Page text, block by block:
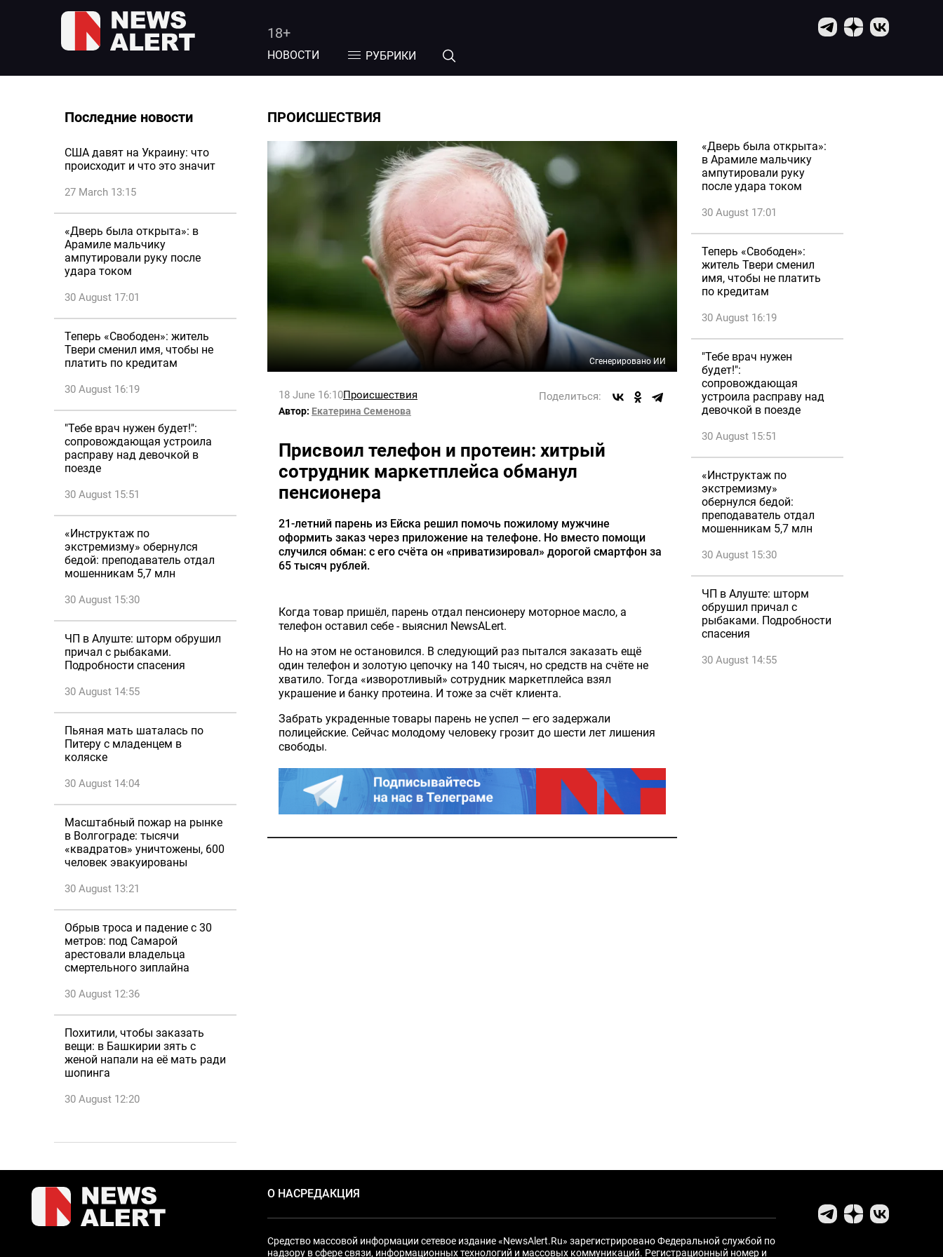
18+
НОВОСТИ РУБРИКИ
Последние новости
США давят на Украину: что
происходит и что это значит
27 March 13:15
«Дверь была открыта»: в
Арамиле мальчику
ампутировали руку после
удара током
30 August 17:01
Теперь «Свободен»: житель
Твери сменил имя, чтобы не
платить по кредитам
30 August 16:19
"Тебе врач нужен будет!":
сопровождающая устроила
расправу над девочкой в
поезде
30 August 15:51
«Инструктаж по
экстремизму» обернулся
бедой: преподаватель отдал
мошенникам 5,7 млн
30 August 15:30
ЧП в Алуште: шторм обрушил
причал с рыбаками.
Подробности спасения
30 August 14:55
Пьяная мать шаталась по
Питеру с младенцем в
коляске
30 August 14:04
Масштабный пожар на рынке
в Волгограде: тысячи
«квадратов» уничтожены, 600
человек эвакуированы
30 August 13:21
Обрыв троса и падение с 30
метров: под Самарой
арестовали владельца
смертельного зиплайна
30 August 12:36
Похитили, чтобы заказать
вещи: в Башкирии зять с
женой напали на её мать ради
шопинга
30 August 12:20
ПРОИСШЕСТВИЯ
Сгенерировано ИИ
18 June 16:10Происшествия Поделиться:
Автор: Екатерина Семенова
Присвоил телефон и протеин: хитрый
сотрудник маркетплейса обманул
пенсионера
21-летний парень из Ейска решил помочь пожилому мужчине
оформить заказ через приложение на телефоне. Но вместо помощи
случился обман: с его счёта он «приватизировал» дорогой смартфон за
65 тысяч рублей.
Когда товар пришёл, парень отдал пенсионеру моторное масло, а
телефон оставил себе - выяснил NewsALert.
Но на этом не остановился. В следующий раз пытался заказать ещё
один телефон и золотую цепочку на 140 тысяч, но средств на счёте не
хватило. Тогда «изворотливый» сотрудник маркетплейса взял
украшение и банку протеина. И тоже за счёт клиента.
Забрать украденные товары парень не успел — его задержали
полицейские. Сейчас молодому человеку грозит до шести лет лишения
свободы.
«Дверь была открыта»:
в Арамиле мальчику
ампутировали руку
после удара током
30 August 17:01
Теперь «Свободен»:
житель Твери сменил
имя, чтобы не платить
по кредитам
30 August 16:19
"Тебе врач нужен
будет!":
сопровождающая
устроила расправу над
девочкой в поезде
30 August 15:51
«Инструктаж по
экстремизму»
обернулся бедой:
преподаватель отдал
мошенникам 5,7 млн
30 August 15:30
ЧП в Алуште: шторм
обрушил причал с
рыбаками. Подробности
спасения
30 August 14:55
О НАСРЕДАКЦИЯ
Средство массовой информации сетевое издание «NewsAlert.Ru» зарегистрировано Федеральной службой по
надзору в сфере связи, информационных технологий и массовых коммуникаций. Регистрационный номер и